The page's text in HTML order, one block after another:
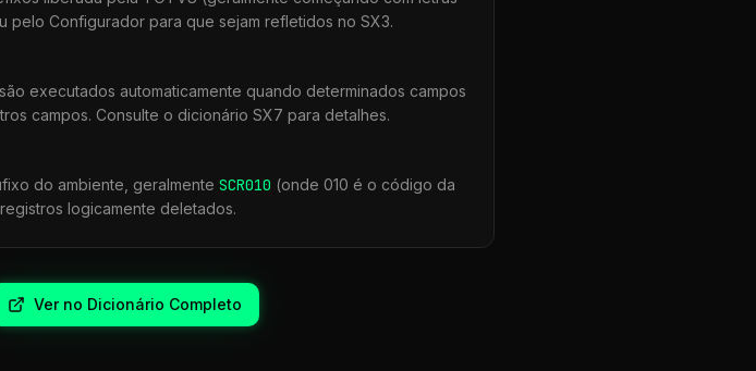
Configurador para que sejam refletidos no SX3.
executados automaticamente quando determinados campos
campos. Consulte o dicionário SX7 para detalhes.
do ambiente, geralmente SCR010 (onde 010 é o código da
logicamente deletados.
Ver no Dicionário Completo